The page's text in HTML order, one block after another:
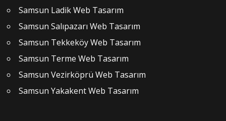
Samsun Ladik Web Tasarım
Samsun Salıpazarı Web Tasarım
Samsun Tekkeköy Web Tasarım
Samsun Terme Web Tasarım
Samsun Vezirköprü Web Tasarım
Samsun Yakakent Web Tasarım